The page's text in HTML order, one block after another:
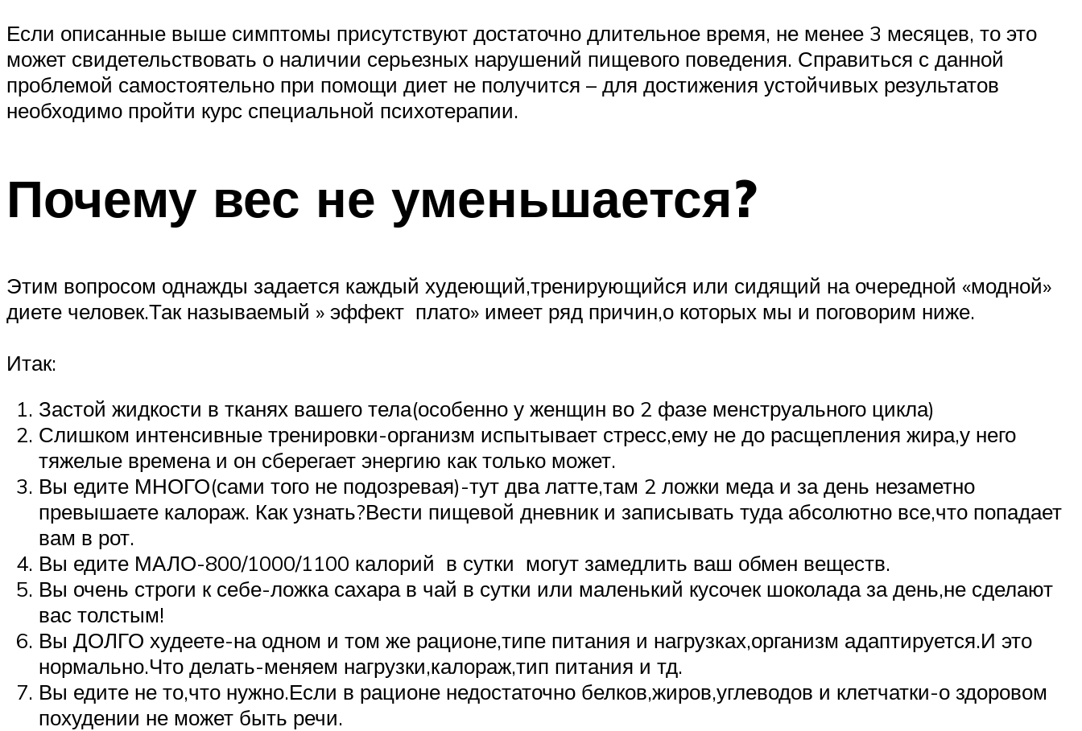
Если описанные выше симптомы присутствуют достаточно длительное время, не менее 3 месяцев, то это
может свидетельствовать о наличии серьезных нарушений пищевого поведения. Справиться с данной
проблемой самостоятельно при помощи диет не получится – для достижения устойчивых результатов
необходимо пройти курс специальной психотерапии.
Почему вес не уменьшается?
Этим вопросом однажды задается каждый худеющий,тренирующийся или сидящий на очередной «модной»
диете человек.Так называемый » эффект плато» имеет ряд причин,о которых мы и поговорим ниже.
Итак:
Застой жидкости в тканях вашего тела(особенно у женщин во 2 фазе менструального цикла)
Слишком интенсивные тренировки-организм испытывает стресс,ему не до расщепления жира,у него
тяжелые времена и он сберегает энергию как только может.
Вы едите МНОГО(сами того не подозревая)-тут два латте,там 2 ложки меда и за день незаметно
превышаете калораж. Как узнать?Вести пищевой дневник и записывать туда абсолютно все,что попадает
вам в рот.
Вы едите МАЛО-800/1000/1100 калорий в сутки могут замедлить ваш обмен веществ.
Вы очень строги к себе-ложка сахара в чай в сутки или маленький кусочек шоколада за день,не сделают
вас толстым!
Вы ДОЛГО худеете-на одном и том же рационе,типе питания и нагрузках,организм адаптируется.И это
нормально.Что делать-меняем нагрузки,калораж,тип питания и тд.
Вы едите не то,что нужно.Если в рационе недостаточно белков,жиров,углеводов и клетчатки-о здоровом
похудении не может быть речи.